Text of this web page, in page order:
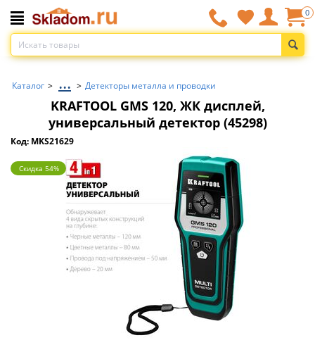
0
Каталог > ... > Детекторы металла и проводки
KRAFTOOL GMS 120, ЖК дисплей,
универсальный детектор (45298)
Код: MKS21629
Скидка 54%